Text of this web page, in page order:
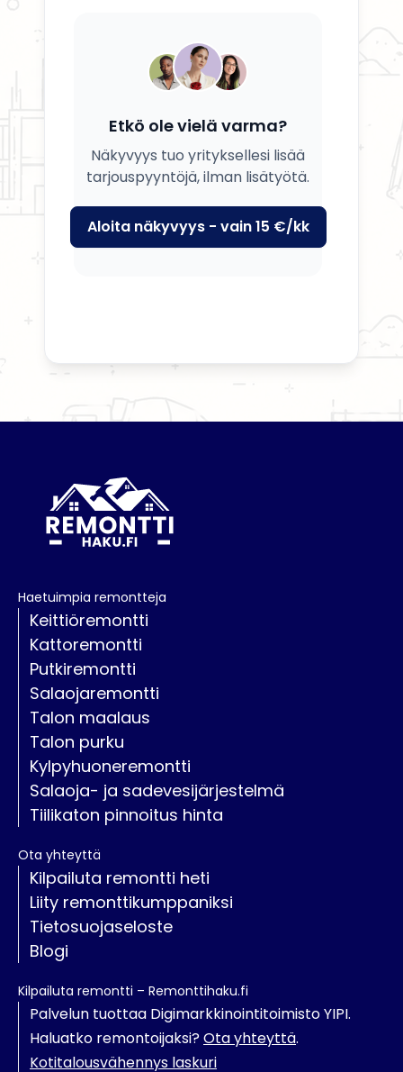
Etkö ole vielä varma?
Näkyvyys tuo yrityksellesi lisää
tarjouspyyntöjä, ilman lisätyötä.
Aloita näkyvyys - vain 15 €/kk
Haetuimpia remontteja
Keittiöremontti
Kattoremontti
Putkiremontti
Salaojaremontti
Talon maalaus
Talon purku
Kylpyhuoneremontti
Salaoja- ja sadevesijärjestelmä
Tiilikaton pinnoitus hinta
Ota yhteyttä
Kilpailuta remontti heti
Liity remonttikumppaniksi
Tietosuojaseloste
Blogi
Kilpailuta remontti – Remonttihaku.fi
Palvelun tuottaa Digimarkkinointitoimisto YIPI.
Haluatko remontoijaksi?Ota yhteyttä.
Kotitalousvähennys laskuri